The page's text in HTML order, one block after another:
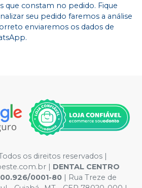
que constam no pedido. Fique
seu pedido faremos a análise
enviaremos os dados de
os direitos reservados |
| DENTAL CENTRO
0001-80 | Rua Treze de